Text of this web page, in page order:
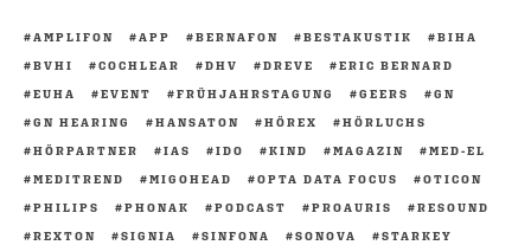
AMPLIFON APP BERNAFON BESTAKUSTIK
BIHA
BVHI
COCHLEAR DHV DREVE
ERIC BERNARD
EUHA
EVENT FRÜHJAHRSTAGUNG GEERS
GN
GN HEARING
HANSATON HÖREX
HÖRLUCHS
HÖRPARTNER
IAS IDO KIND MAGAZIN
MED-EL
MEDITREND
MIGOHEAD OPTA DATA FOCUS
OTICON
PHILIPS
PHONAK PODCAST PROAURIS
RESOUND
REXTON
SIGNIA SINFONA SONOVA
STARKEY